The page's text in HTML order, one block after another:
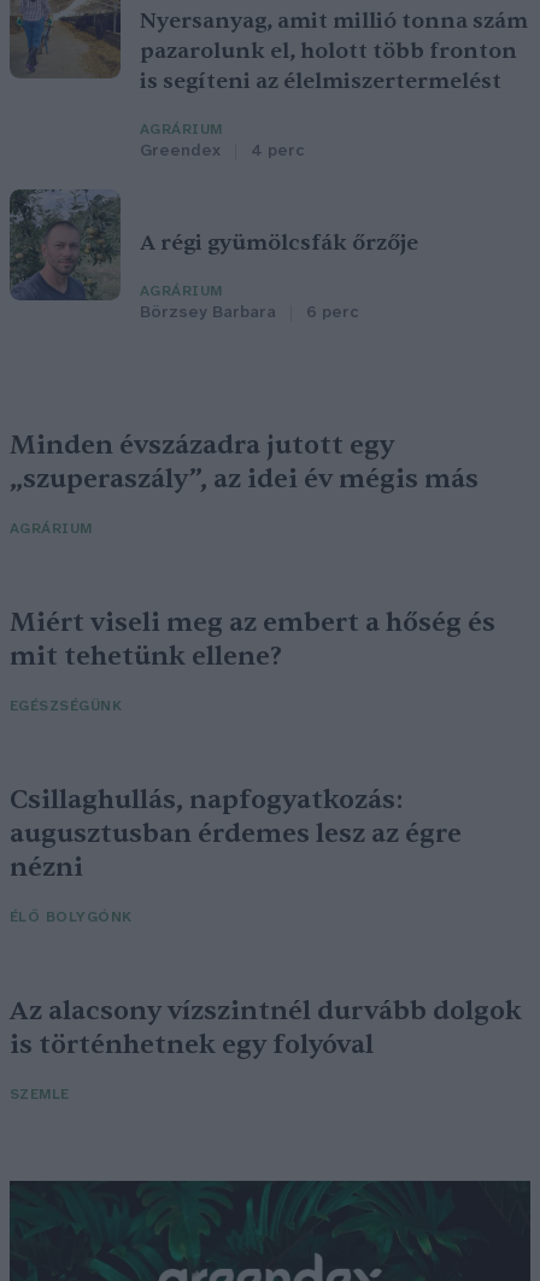
Nyersanyag, amit millió tonna szám
pazarolunk el, holott több fronton
is segíteni az élelmiszertermelést
AGRÁRIUM
Greendex 4 perc
A régi gyümölcsfák őrzője
AGRÁRIUM
Börzsey Barbara 6 perc
Minden évszázadra jutott egy
„szuperaszály”, az idei év mégis más
AGRÁRIUM
Miért viseli meg az embert a hőség és
mit tehetünk ellene?
EGÉSZSÉGÜNK
Csillaghullás, napfogyatkozás:
augusztusban érdemes lesz az égre
nézni
ÉLŐ BOLYGÓNK
Az alacsony vízszintnél durvább dolgok
is történhetnek egy folyóval
SZEMLE